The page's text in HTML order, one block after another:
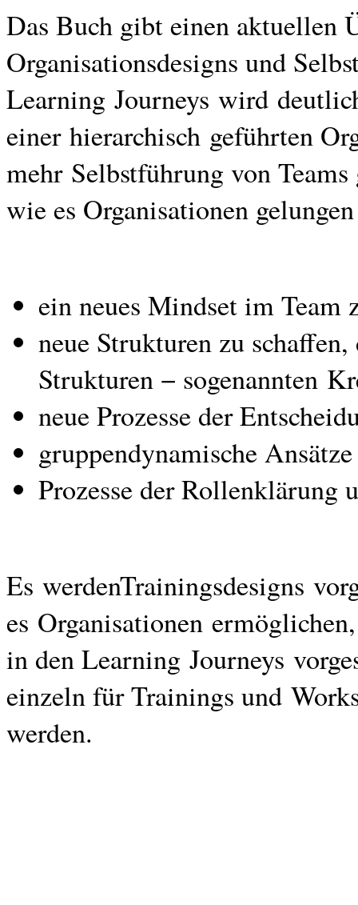
Das Buch gibt einen aktuellen
Organisationsdesigns und
Learning Journeys wird
einer hierarchisch geführten
mehr Selbstführung von
wie es Organisationen
ein neues Mindset im Team
neue Strukturen zu
Strukturen − sogenannten
neue Prozesse der
gruppendynamische
Prozesse der Rollenklärung
Es werdenTrainingsdesigns
es Organisationen
in den Learning Journeys
einzeln für Trainings und
werden.